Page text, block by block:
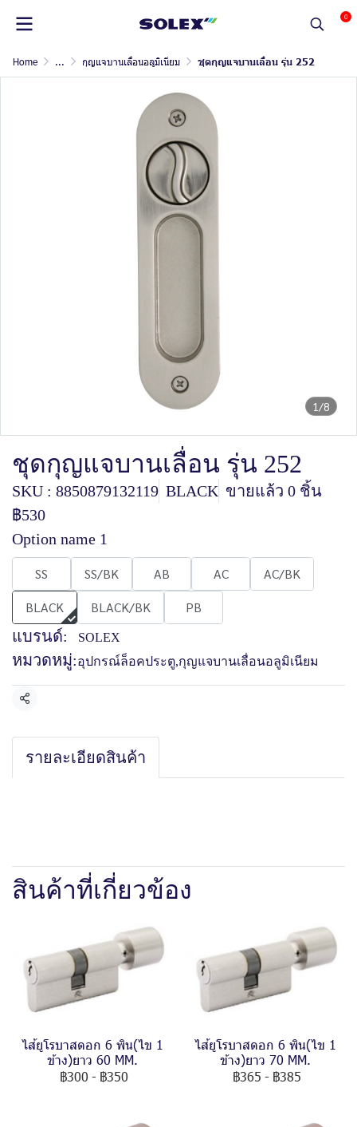
0
Home ... กุญแจบานเลื่อนอลูมิเนียม ชุดกุญแจบานเลื่อน รุ่น 252
1/8
ชุดกุญแจบานเลื่อน รุ่น 252
SKU : 8850879132119 BLACK ขายแล้ว 0 ชิ้น
฿530
Option name 1
SS SS/BK AB AC
AC/BK
BLACK
BLACK/BK PB
แบรนด์: SOLEX
หมวดหมู่:อุปกรณ์ล็อคประตู,กุญแจบานเลื่อนอลูมิเนียม
แชร์
รายละเอียดสินค้า
สินค้าที่เกี่ยวข้อง
ไส้ยูโรบาสดอก 6 พิน(ไข 1
ข้าง)ยาว 60 MM.
฿300 - ฿350
ไส้ยูโรบาสดอก 6 พิน(ไข 1
ข้าง)ยาว 70 MM.
฿365 - ฿385